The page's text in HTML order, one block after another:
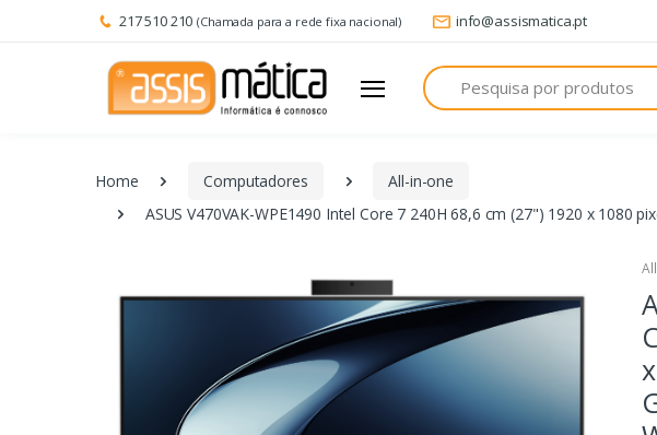
217 510 210 (Chamada para a rede fixa nacional) info@assismatica.pt
Pesquisa
Home Computadores
All-in-one
ASUS V470VAK-WPE1490 Intel Core 7 240H 68,6 cm (27") 1920 x 1080